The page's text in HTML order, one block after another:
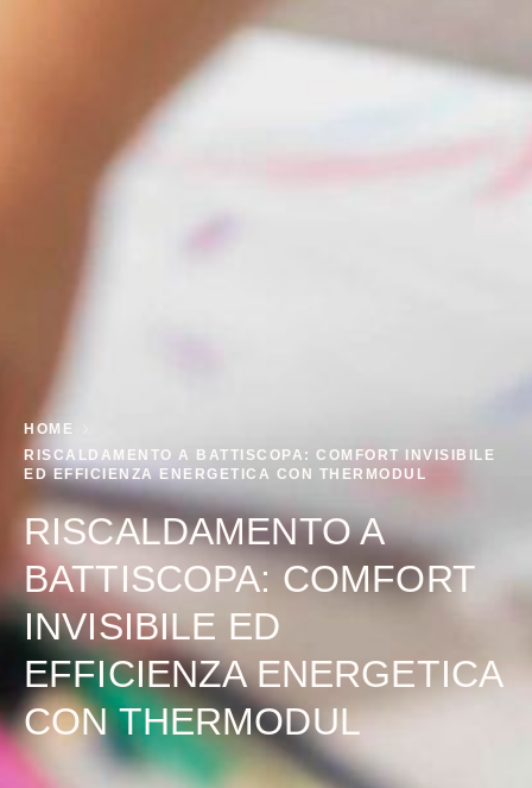
HOME
RISCALDAMENTO A BATTISCOPA: COMFORT INVISIBILE
ED EFFICIENZA ENERGETICA CON THERMODUL
RISCALDAMENTO A
BATTISCOPA: COMFORT
INVISIBILE ED
EFFICIENZA ENERGETICA
CON THERMODUL